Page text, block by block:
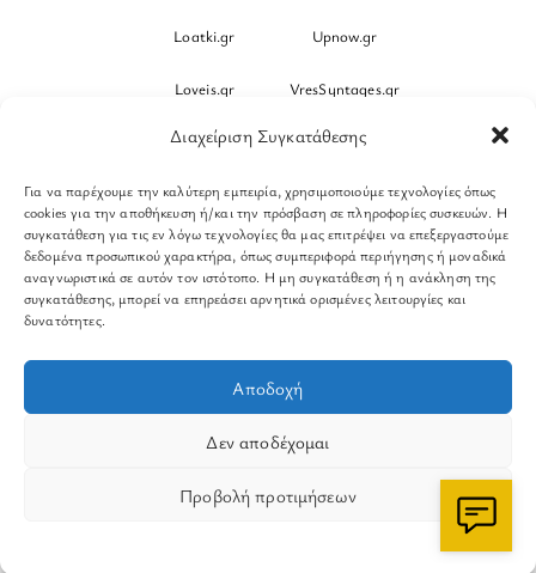
Διαχείριση Συγκατάθεσης
Για να παρέχουμε την καλύτερη εμπειρία, χρησιμοποιούμε τεχνολογίες όπως
cookies για την αποθήκευση ή/και την πρόσβαση σε πληροφορίες συσκευών. Η
συγκατάθεση για τις εν λόγω τεχνολογίες θα μας επιτρέψει να επεξεργαστούμε
δεδομένα προσωπικού χαρακτήρα, όπως συμπεριφορά περιήγησης ή μοναδικά
αναγνωριστικά σε αυτόν τον ιστότοπο. Η μη συγκατάθεση ή η ανάκληση της
συγκατάθεσης, μπορεί να επηρεάσει αρνητικά ορισμένες λειτουργίες και
δυνατότητες.
Αποδοχή
Δεν αποδέχομαι
Προβολή προτιμήσεων
Loatki.gr Upnow.gr
Loveis.gr VresSyntages.gr
ModernaGynaika.gr Xristianika.gr
OikonomiaPlus.gr ZoumeKalytera.gr
Oikotropia.gr ZoumeSpiti.gr
Perepet.gr
© 2026Orama Group(Orama Group Μ.Ι.Κ.Ε.) | Α.Φ.Μ.
801086294 – Δ.Ο.Υ. ΚΕΦΟΔΕ Αττικής | Γ.Ε.ΜΗ
148748903000 | Έδρα: Αθήνα, Ελλάδα |